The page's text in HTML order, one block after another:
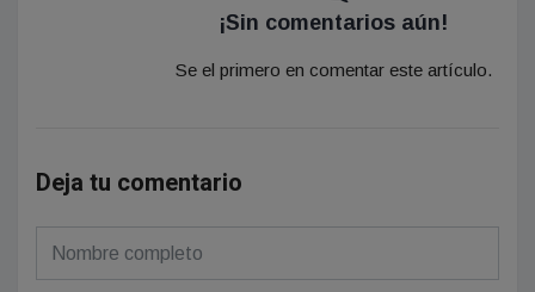
¡Sin comentarios aún!
Se el primero en comentar este artículo.
Deja tu comentario